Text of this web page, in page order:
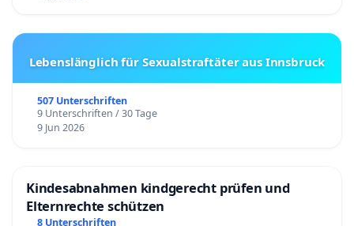
Lebenslänglich für Sexualstraftäter aus Innsbruck
507 Unterschriften
9 Unterschriften / 30 Tage
9 Jun 2026
Kindesabnahmen kindgerecht prüfen und
Elternrechte schützen
8 Unterschriften